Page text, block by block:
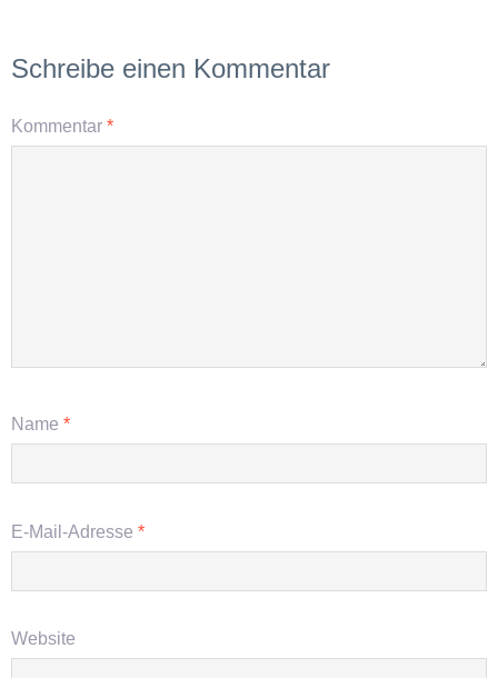
Schreibe einen Kommentar
Kommentar *
Name *
E-Mail-Adresse *
Website